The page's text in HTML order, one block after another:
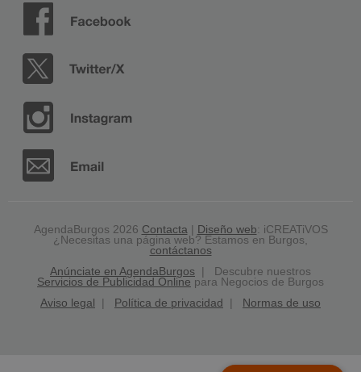
AgendaBurgos 2026 Contacta| Diseño web: iCREATiVOS
¿Necesitas una página web? Estamos en Burgos,
contáctanos
Anúnciate en AgendaBurgos | Descubre nuestros
Servicios de Publicidad Online para Negocios de Burgos
Aviso legal
Política de privacidad Normas de uso